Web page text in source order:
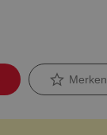
Merken